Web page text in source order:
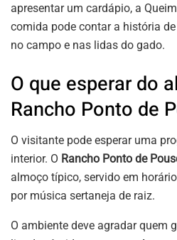
apresentar um cardápio, a
comida pode contar a história
no campo e nas lidas do gado.
O que esperar do
Rancho Ponto de
O visitante pode esperar uma
interior. O Rancho Ponto de
almoço típico, servido em
por música sertaneja de raiz.
O ambiente deve agradar quem